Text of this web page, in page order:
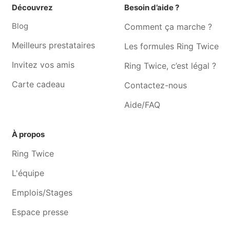
boitsfort
Musicien Ohain
Musicien Rixensart
Musicien Tubize
Musicien Ophain
Musicien Lasne
Musicien Wavre
Découvrez
Blog
Meilleurs prestataires
Invitez vos amis
Carte cadeau
Besoin d’aide ?
Comment ça marche ?
Les formules Ring Twice
Ring Twice, c’est légal ?
Contactez-nous
Aide/FAQ
À propos
Ring Twice
L'équipe
Emplois/Stages
Espace presse